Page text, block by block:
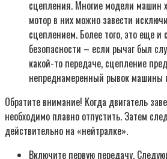
сцепления. Многие модели машин
мотор в них можно завести
сцеплением. Более того, это еще и
безопасности – если рычаг был
какой-то передаче, сцепление
непреднамеренный рывок машины
Обратите внимание! Когда двигатель
необходимо плавно отпустить. Затем
действительно на «нейтралке».
Включите первую передачу.